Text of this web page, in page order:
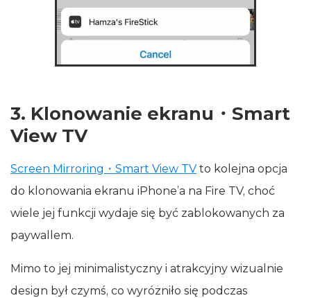
3. Klonowanie ekranu・Smart
View TV
Screen Mirroring・Smart View TV to kolejna opcja
do klonowania ekranu iPhone’a na Fire TV, choć
wiele jej funkcji wydaje się być zablokowanych za
paywallem.
Mimo to jej minimalistyczny i atrakcyjny wizualnie
design był czymś, co wyróżniło się podczas